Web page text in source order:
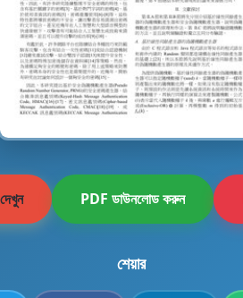
PDF ডাউনলোড করুন
শেয়ার